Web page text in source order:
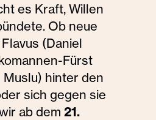
es Kraft, Willen
Ob neue
(Daniel
Fürst
hinter den
sich gegen sie
ab dem 21.